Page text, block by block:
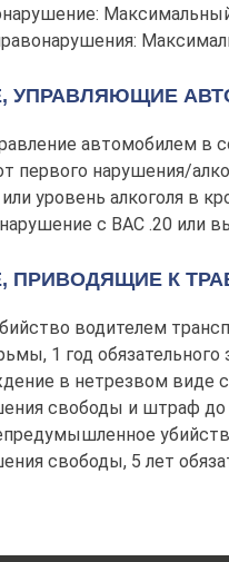
УПРАВЛЯЮЩИЕ
автомобилем в
первого нарушения/
уровень алкоголя в
с ВАС .20
ПРИВОДЯЩИЕ К
водителем
1 год
в нетрезвом виде
свободы и штраф до
свободы, 5 лет